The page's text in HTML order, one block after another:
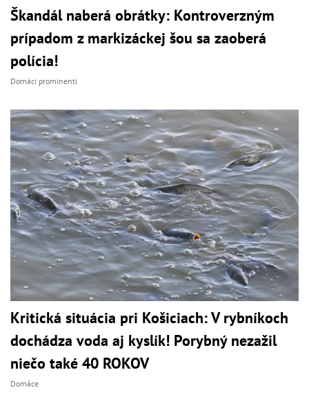
Škandál naberá obrátky: Kontroverzným
prípadom z markizáckej šou sa zaoberá
polícia!
Domáci prominenti
Kritická situácia pri Košiciach: V rybníkoch
dochádza voda aj kyslík! Porybný nezažil
niečo také 40 ROKOV
Domáce